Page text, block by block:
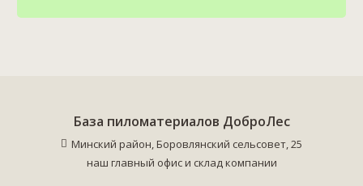
База пиломатериалов ДоброЛес
Минский район, Боровлянский сельсовет, 25
наш главный офис и склад компании